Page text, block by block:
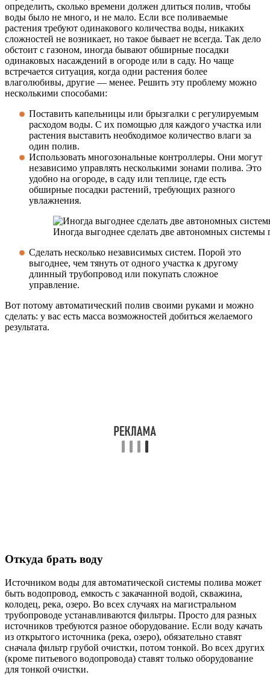
определить, сколько времени должен длиться полив, чтобы
воды было не много, и не мало. Если все поливаемые
растения требуют одинакового количества воды, никаких
сложностей не возникает, но такое бывает не всегда. Так дело
обстоит с газоном, иногда бывают обширные посадки
одинаковых насаждений в огороде или в саду. Но чаще
встречается ситуация, когда одни растения более
влаголюбивы, другие — менее. Решить эту проблему можно
несколькими способами:
Поставить капельницы или брызгалки с регулируемым
расходом воды. С их помощью для каждого участка или
растения выставить необходимое количество влаги за
один полив.
Использовать многозональные контроллеры. Они могут
независимо управлять несколькими зонами полива. Это
удобно на огороде, в саду или теплице, где есть
обширные посадки растений, требующих разного
увлажнения.
Иногда выгоднее сделать две автономных системы
Сделать несколько независимых систем. Порой это
выгоднее, чем тянуть от одного участка к другому
длинный трубопровод или покупать сложное
управление.
Вот потому автоматический полив своими руками и можно
сделать: у вас есть масса возможностей добиться желаемого
результата.
Откуда брать воду
Источником воды для автоматической системы полива может
быть водопровод, емкость с закачанной водой, скважина,
колодец, река, озеро. Во всех случаях на магистральном
трубопроводе устанавливаются фильтры. Просто для разных
источников требуются разное оборудование. Если воду качать
из открытого источника (река, озеро), обязательно ставят
сначала фильтр грубой очистки, потом тонкой. Во всех других
(кроме питьевого водопровода) ставят только оборудование
для тонкой очистки.